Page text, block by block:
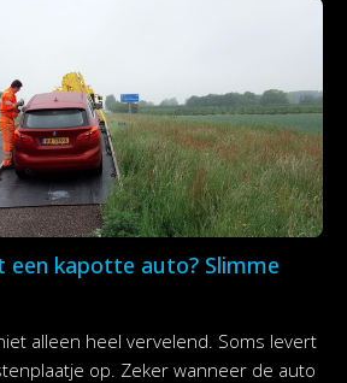
kapotte auto? Slimme
alleen heel vervelend. Soms levert
op. Zeker wanneer de auto